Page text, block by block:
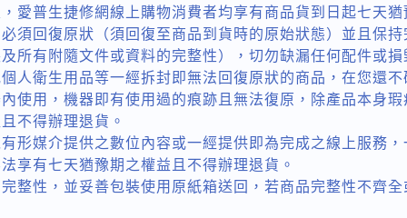
愛普生捷修網線上購物消費者均享有商品貨到日起七天
須回復原狀（須回復至商品到貨時的原始狀態）並且保
所有附隨文件或資料的完整性），切勿缺漏任何配件或
人衛生用品等一經拆封即無法回復原狀的商品，在您還
使用，機器即有使用過的痕跡且無法復原，除產品本身
不得辦理退貨。
形媒介提供之數位內容或一經提供即為完成之線上服務
享有七天猶豫期之權益且不得辦理退貨。
整性，並妥善包裝使用原紙箱送回，若商品完整性不齊